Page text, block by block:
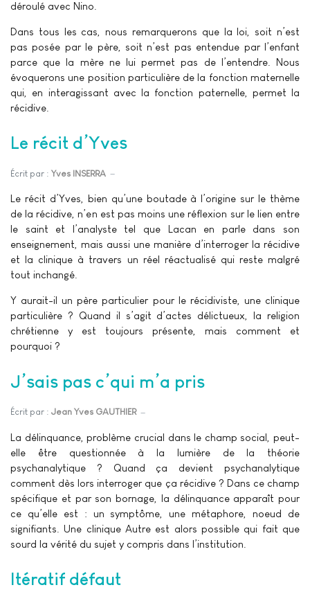
déroulé avec Nino.
Dans tous les cas, nous remarquerons que la loi, soit n’est
pas posée par le père, soit n’est pas entendue par l’enfant
parce que la mère ne lui permet pas de l’entendre. Nous
évoquerons une position particulière de la fonction maternelle
qui, en interagissant avec la fonction paternelle, permet la
récidive.
Le récit d’Yves
Écrit par : Yves INSERRA
Le récit d’Yves, bien qu’une boutade à l’origine sur le thème
de la récidive, n’en est pas moins une réflexion sur le lien entre
le saint et l’analyste tel que Lacan en parle dans son
enseignement, mais aussi une manière d’interroger la récidive
et la clinique à travers un réel réactualisé qui reste malgré
tout inchangé.
Y aurait-il un père particulier pour le récidiviste, une clinique
particulière ? Quand il s’agit d’actes délictueux, la religion
chrétienne y est toujours présente, mais comment et
pourquoi ?
J’sais pas c’qui m’a pris
Écrit par : Jean Yves GAUTHIER
La délinquance, problème crucial dans le champ social, peut-
elle être questionnée à la lumière de la théorie
psychanalytique ? Quand ça devient psychanalytique
comment dès lors interroger que ça récidive ? Dans ce champ
spécifique et par son bornage, la délinquance apparaît pour
ce qu’elle est : un symptôme, une métaphore, noeud de
signifiants. Une clinique Autre est alors possible qui fait que
sourd la vérité du sujet y compris dans l’institution.
Itératif défaut